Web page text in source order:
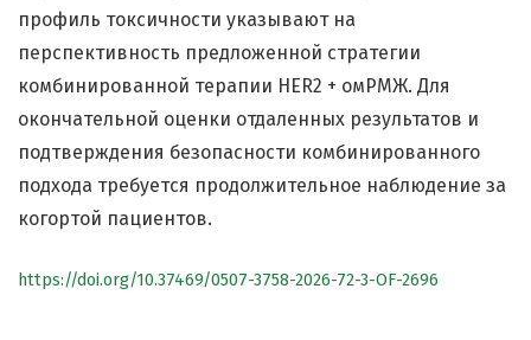
профиль токсичности указывают на
перспективность предложенной стратегии
комбинированной терапии HER2 + омРМЖ. Для
окончательной оценки отдаленных результатов и
подтверждения безопасности комбинированного
подхода требуется продолжительное наблюдение за
когортой пациентов.
https://doi.org/10.37469/0507-3758-2026-72-3-OF-2696